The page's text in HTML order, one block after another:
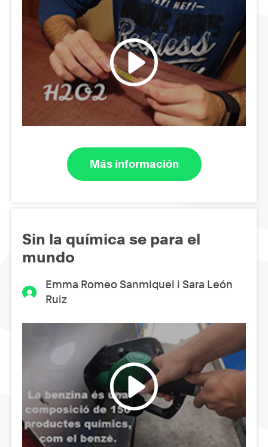
Más información
Sin la química se para el
mundo
Emma Romeo Sanmiquel i Sara León
Ruiz